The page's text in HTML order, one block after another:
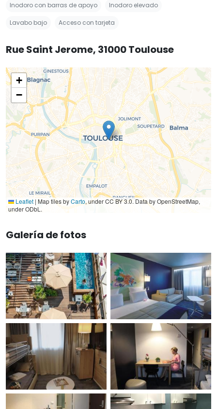
Inodoro con barras de apoyo Inodoro elevado
Lavabo bajo Acceso con tarjeta
Rue Saint Jerome, 31000 Toulouse
+
−
Leaflet | Map tiles byCarto, under CC BY 3.0. Data by OpenStreetMap,
under ODbL.
Galería de fotos